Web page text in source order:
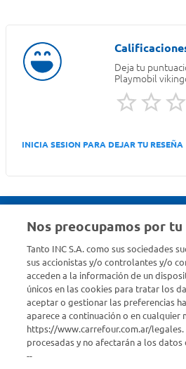
Deja tu
Playmobil
INICIA SESION PARA DEJAR TU RESEÑA
Estamos para ayudarte
¿Tenés una consulta? Comunicate con
Descubrí Carrefour
Nos preocupamos por
Tanto INC S.A. como sus sociedades
sus accionistas y/o controlantes y/o
acceden a la información de un
únicos en las cookies para tratar los
aceptar o gestionar las preferencias
aparece a continuación o en cualquier
https://www.carrefour.com.ar/legales.
procesadas y no afectarán a los datos
--